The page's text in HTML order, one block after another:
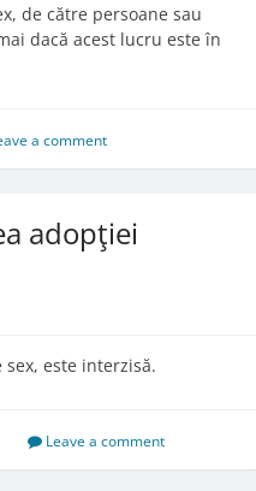
de către persoane sau
dacă acest lucru este în
a comment
adopţiei
este interzisă.
Leave a comment